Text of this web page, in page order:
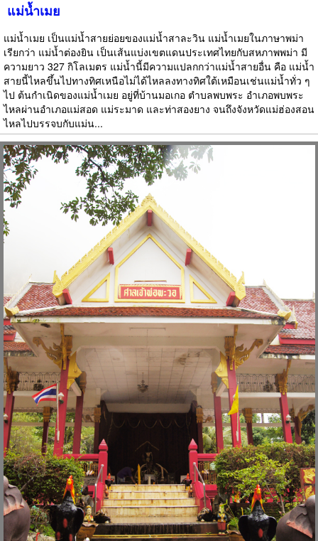
แม่น้ำเมย
แม่น้ำเมย เป็นแม่น้ำสายย่อยของแม่น้ำสาละวิน แม่น้ำเมยในภาษาพม่า
เรียกว่า แม่น้ำต่องยิน เป็นเส้นแบ่งเขตแดนประเทศไทยกับสหภาพพม่า มี
ความยาว 327 กิโลเมตร แม่น้ำนี้มีความแปลกกว่าแม่น้ำสายอื่น คือ แม่น้ำ
สายนี้ไหลขึ้นไปทางทิศเหนือไม่ได้ไหลลงทางทิศใต้เหมือนเช่นแม่น้ำทั่ว ๆ
ไป ต้นกำเนิดของแม่น้ำเมย อยู่ที่บ้านมอเกอ ตำบลพบพระ อำเภอพบพระ
ไหลผ่านอำเภอแม่สอด แม่ระมาด และท่าสองยาง จนถึงจังหวัดแม่ฮ่องสอน
ไหลไปบรรจบกับแม่น...